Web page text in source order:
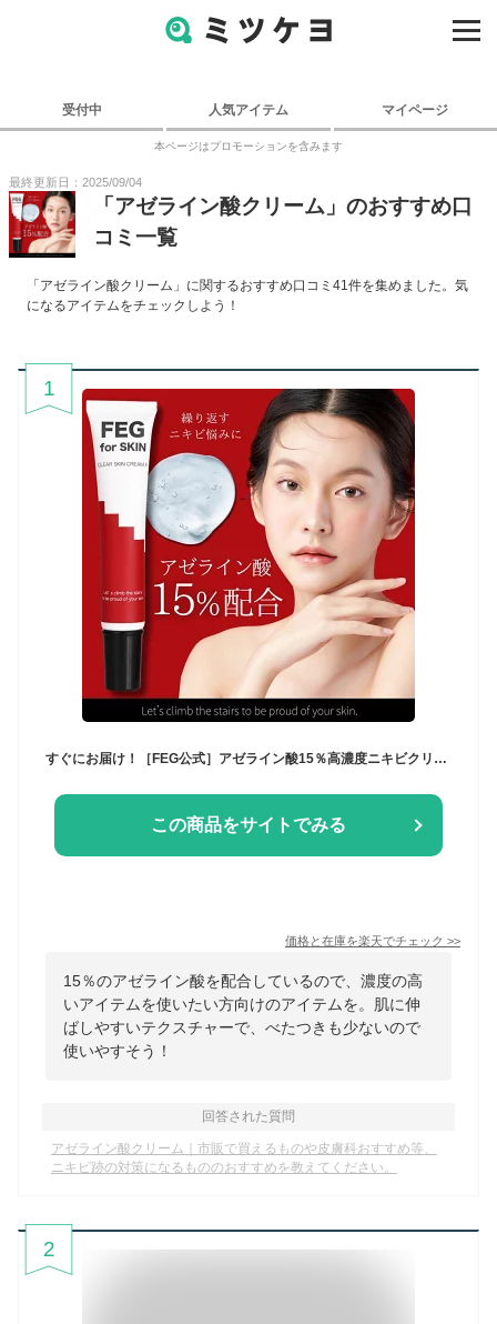
受付中 人気アイテム マイページ
本ページはプロモーションを含みます
最終更新日：2025/09/04
「 アゼライン酸クリーム 」のおすすめ口
コミ一覧
「 アゼライン酸クリーム 」に関するおすすめ口コミ 41件を集めました。気
になるアイテムをチェックしよう！
1
すぐにお届け！［FEG公式］アゼライン酸15％高濃度ニキビクリーム 化粧水 美容液 毛穴ケア ニキビ跡 黒ずみ対策 【クリアスキンクリームA】
この商品をサイトでみる
価格と在庫を楽天でチェック >>
15％のアゼライン酸を配合しているので、濃度の高
いアイテムを使いたい方向けのアイテムを。肌に伸
ばしやすいテクスチャーで、べたつきも少ないので
使いやすそう！
回答された質問
アゼライン酸クリーム｜市販で買えるものや皮膚科おすすめ等、
ニキビ跡の対策になるもののおすすめを教えてください。
2